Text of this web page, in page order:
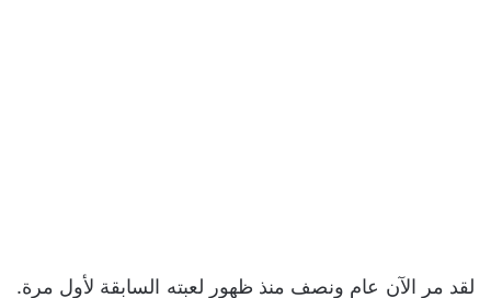
لقد مر الآن عام ونصف منذ ظهور لعبته السابقة لأول مرة.